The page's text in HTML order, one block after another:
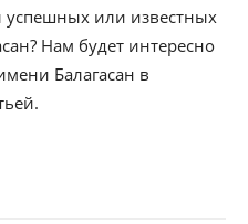
или известных
Нам будет интересно
Балагасан в